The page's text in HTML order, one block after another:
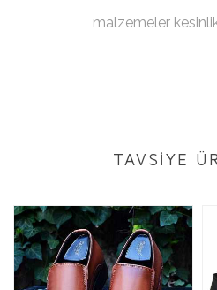
malzemeler
TAVSİYE